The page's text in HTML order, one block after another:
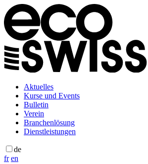
Aktuelles
Kurse und Events
Bulletin
Verein
Branchenlösung
Dienstleistungen
de
fr en